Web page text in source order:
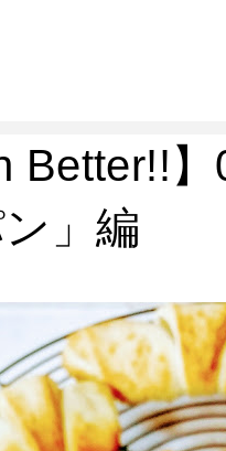
Better!!
」編